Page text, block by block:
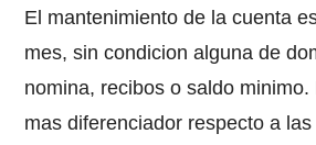
El mantenimiento de la cuenta
mes, sin condicion alguna de
nomina, recibos o saldo
mas diferenciador respecto a